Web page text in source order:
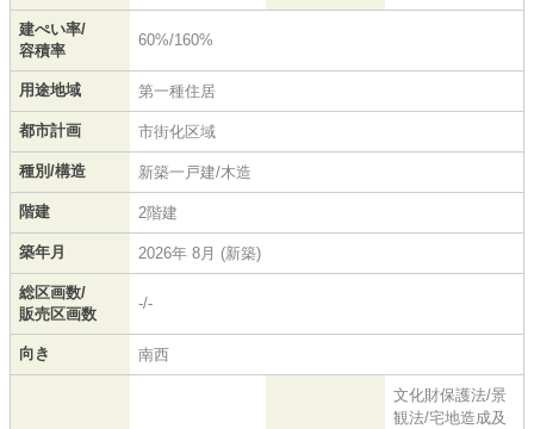
建ぺい率/
容積率
60%/160%
用途地域 第一種住居
都市計画 市街化区域
種別/構造 新築一戸建/木造
階建 2階建
築年月 2026年 8月 (新築)
総区画数/
販売区画数
-/-
向き 南西
文化財保護法/景
観法/宅地造成及